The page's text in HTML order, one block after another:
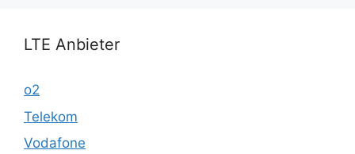
LTE Anbieter
o2
Telekom
Vodafone